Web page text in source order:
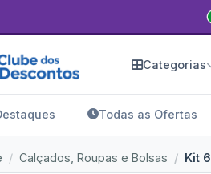
Categorias
Todas as Ofertas
Calçados, Roupas e Bolsas Kit